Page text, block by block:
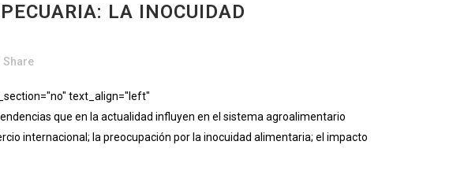
LA INOCUIDAD
Share
text_align="left"
que en la actualidad influyen en el sistema agroalimentario
internacional; la preocupación por la inocuidad alimentaria; el impacto